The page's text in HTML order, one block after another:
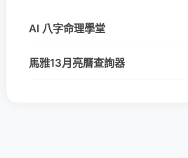
AI 八字命理學堂
馬雅13月亮曆查詢器